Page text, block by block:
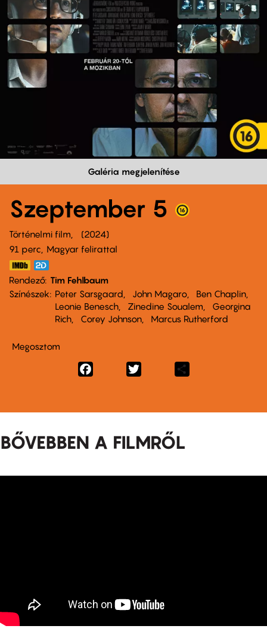
Galéria megjelenítése
Szeptember 5
Történelmi film
2024
91 perc,
Magyar felirattal
Rendező Tim Fehlbaum
Színészek
Peter Sarsgaard John Magaro
Ben Chaplin
Leonie Benesch
Zinedine Soualem
Georgina
Rich
Corey Johnson Marcus Rutherford
Megosztom
Facebook
BŐVEBBEN A FILMRŐL